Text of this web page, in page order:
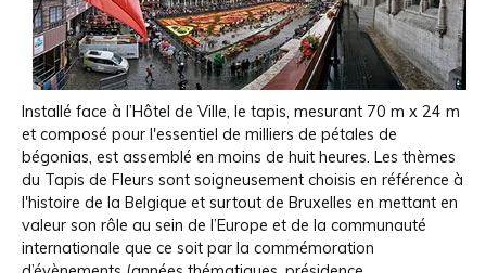
Installé face à l’Hôtel de Ville, le tapis, mesurant 70 m x 24 m
et composé pour l'essentiel de milliers de pétales de
bégonias, est assemblé en moins de huit heures. Les thèmes
du Tapis de Fleurs sont soigneusement choisis en référence à
l'histoire de la Belgique et surtout de Bruxelles en mettant en
valeur son rôle au sein de l’Europe et de la communauté
internationale que ce soit par la commémoration